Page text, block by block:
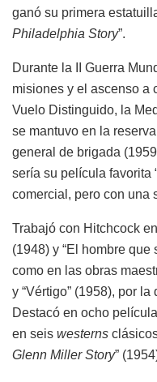
ganó su primera
Philadelphia Story”.
Durante la II Guerra
misiones y el ascenso a
Vuelo Distinguido, la
se mantuvo en la
general de brigada
sería su película favorita
comercial, pero con una
Trabajó con Hitchcock
(1948) y “El hombre
como en las obras
y “Vértigo” (1958), por
Destacó en ocho
en seis westerns
Glenn Miller Story”